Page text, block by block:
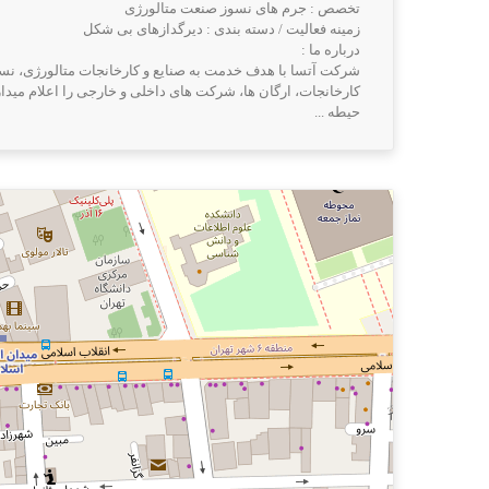
تخصص : جرم های نسوز صنعت متالورژی
زمینه فعالیت / دسته بندی : دیرگدازهای بی شکل
درباره ما :
کارخانجات، ارگان ها، شرکت های داخلی و خارجی را اعلام
حیطه ...